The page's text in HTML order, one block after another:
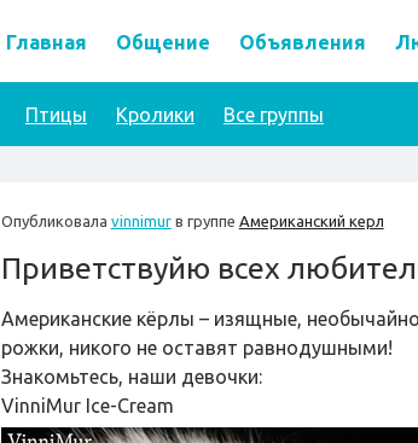
Главная Общение Объявления
Птицы Кролики Все группы
Опубликовала vinnimurв группе Американский керл
Приветствуйю всех
Американские кёрлы – изящные,
рожки, никого не оставят равнодушными!
Знакомьтесь, наши девочки:
VinniMur Ice-Cream